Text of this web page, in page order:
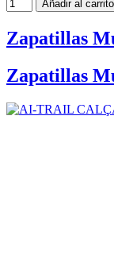
Añadir al carrito
Zapatillas
Zapatillas